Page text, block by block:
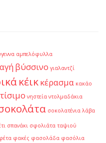
αμπελόφυλλα
βύσσινο γιαλαντζί
κέικκέρασμα κακάο
νηστεία ντολμαδάκια
σοκολατένια λάβα
σπανάκι σφολιάτα ταψιού
φακές φασολάδα φασόλια